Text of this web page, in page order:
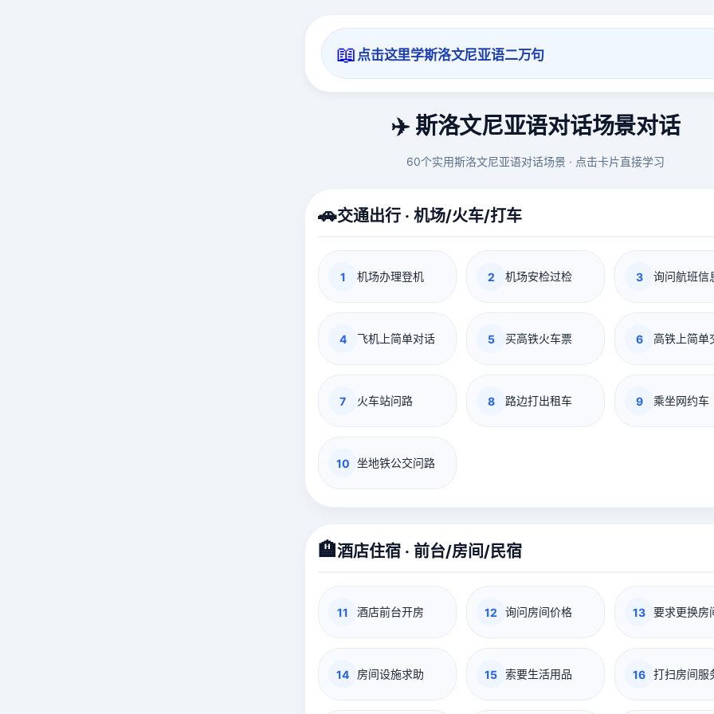
📖 点击这里学斯洛文尼亚语二万句
✈️ 斯洛文尼亚语对话场景对话
60个实用斯洛文尼亚语对话场景 · 点击卡片直接学习
🚗交通出行 · 机场/火车/打车
1 机场办理登机 2 机场安检过检 3 询问航班信
4 飞机上简单对话 5 买高铁火车票 6 高铁上简单
7 火车站问路 8 路边打出租车 9 乘坐网约车
10 坐地铁公交问路
🏨酒店住宿 · 前台/房间/民宿
11 酒店前台开房 12 询问房间价格 13 要求更换房
14 房间设施求助 15 索要生活用品 16 打扫房间服